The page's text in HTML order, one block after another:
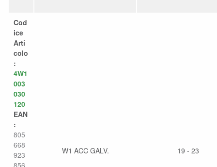
Cod
ice
Arti
colo
:
4W1
003
030
120
EAN
:
805
668
923
856
W1 ACC GALV. 19 - 23